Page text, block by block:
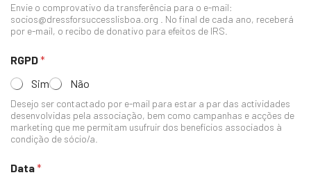
Envie o comprovativo da transferência para o e-mail:
socios@dressforsuccesslisboa.org . No final de cada ano, receberá
por e-mail, o recibo de donativo para efeitos de IRS.
RGPD*
Sim
Não
Desejo ser contactado por e-mail para estar a par das actividades
desenvolvidas pela associação, bem como campanhas e acções de
marketing que me permitam usufruir dos benefícios associados à
condição de sócio/a.
E
Data*